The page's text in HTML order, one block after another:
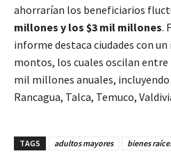
ahorrarían los beneficiarios
millones y los $3 mil millones.
informe destaca ciudades con
montos, los cuales oscilan entre
mil millones anuales, incluyendo
Rancagua, Talca, Temuco,
TAGS adultos mayores bienes